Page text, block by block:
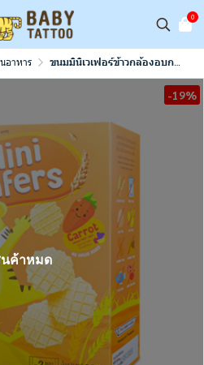
0
อาหาร ขนมมินิเวเฟอร์ข้าวกล้องอบกรอบ
-19%
ค้าหมด